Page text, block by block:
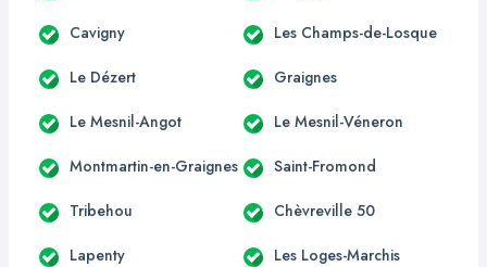
Cavigny Les Champs-de-Losque
Le Dézert Graignes
Le Mesnil-Angot Le Mesnil-Véneron
Montmartin-en-Graignes Saint-Fromond
Tribehou Chèvreville 50
Lapenty Les Loges-Marchis